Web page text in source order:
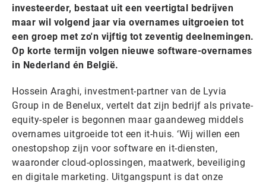
investeerder, bestaat uit een veertigtal bedrijven
maar wil volgend jaar via overnames uitgroeien tot
een groep met zo'n vijftig tot zeventig deelnemingen.
Op korte termijn volgen nieuwe software-overnames
in Nederland én België.
Hossein Araghi, investment-partner van de Lyvia
Group in de Benelux, vertelt dat zijn bedrijf als private-
equity-speler is begonnen maar gaandeweg middels
overnames uitgroeide tot een it-huis. ‘Wij willen een
onestopshop zijn voor software en it-diensten,
waaronder cloud-oplossingen, maatwerk, beveiliging
en digitale marketing. Uitgangspunt is dat onze